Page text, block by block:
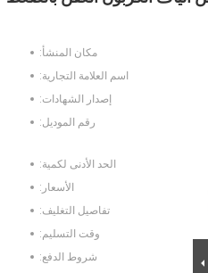
مكان المنشأ:
اسم العلامة التجارية:
إصدار الشهادات:
رقم الموديل:
الحد الأدنى لكمية:
الأسعار:
تفاصيل التغليف:
وقت التسليم:
شروط الدفع: